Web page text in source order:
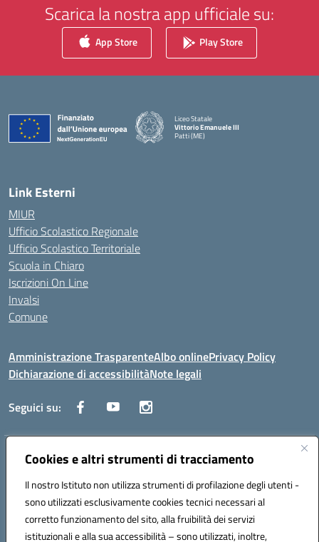
Cookies e altri strumenti di tracciamento
Il nostro Istituto non utilizza strumenti di profilazione degli utenti -
sono utilizzati esclusivamente cookies tecnici necessari al
corretto funzionamento del sito, alla fruibilità dei servizi
istituzionali e alla sua accessibilità – sono utilizzati, inoltre,
Scarica la nostra app ufficiale su:
App Store Play Store
Liceo Statale
Vittorio Emanuele III
Patti (ME)
Link Esterni
MIUR
Ufficio Scolastico Regionale
Ufficio Scolastico Territoriale
Scuola in Chiaro
Iscrizioni On Line
Invalsi
Comune
Amministrazione TrasparenteAlbo onlinePrivacy Policy
Dichiarazione di accessibilitàNote legali
Seguici su:
Indirizzo:Via Trieste, 43 – 98066 Patti (ME)
Posta elettronica certificata (PEC):mepc060006@pec.istruzione.it
Codice fiscale: 86000610831
Codice meccanografico: MEPC060006